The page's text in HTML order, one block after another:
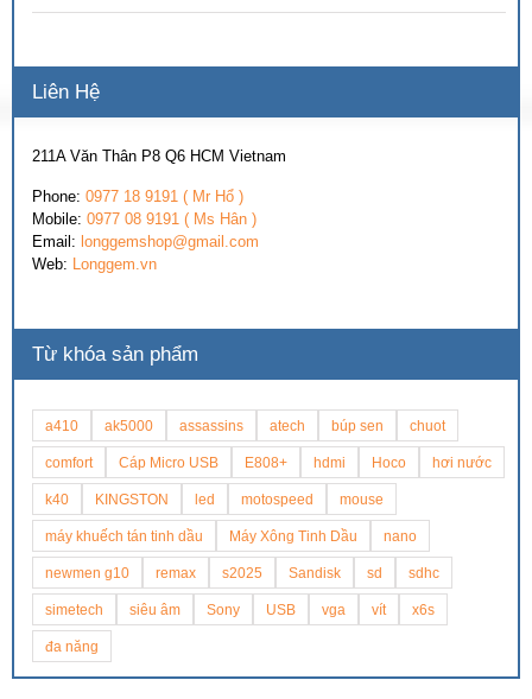
Liên Hệ
211A Văn Thân P8 Q6 HCM Vietnam
Phone: 0977 18 9191 ( Mr Hổ )
Mobile: 0977 08 9191 ( Ms Hân )
Email: longgemshop@gmail.com
Web: Longgem.vn
Từ khóa sản phẩm
a410 ak5000 assassins atech búp sen chuot
comfort Cáp Micro USB E808+ hdmi Hoco hơi nước
k40 KINGSTON led motospeed mouse
máy khuếch tán tinh dầu Máy Xông Tinh Dầu nano
newmen g10 remax s2025 Sandisk sd sdhc
simetech siêu âm Sony USB vga vít x6s
đa năng